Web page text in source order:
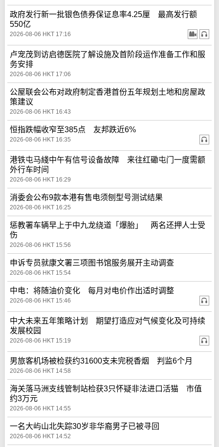
政府发行新一批银色债券保证息率4.25厘 最高发行额
550亿
2026-08-06 HKT 17:16
卢宠茂到访启德医院了解设施及首阶段运作准备工作和服
务安排
2026-08-06 HKT 17:06
公屋联会公布对政府制定香港首份五年规划土地和房屋政
策建议
2026-08-06 HKT 16:43
恒指跌幅收窄至385点 友邦跌近6%
2026-08-06 HKT 16:35
港铁屯马綫中午有信号设备故障 来往红磡屯门一度需额
外行车时间
2026-08-06 HKT 16:29
消委会公布9款本港有售电须刨型号测试结果
2026-08-06 HKT 16:25
惩教署车辆早上于中九龙绕道「爆胎」 两名还押人士受
伤
2026-08-06 HKT 15:56
申诉专员就康文署三项图书馆服务展开主动调查
2026-08-06 HKT 15:54
中电：将随油价变化 每月对电价作出适时调整
2026-08-06 HKT 15:46
中大未来五年策略计划 期望打造应对气候变化及可持续
发展校园
2026-08-06 HKT 15:19
男旅客机场被检获约31600支未完税香烟 判监6个月
2026-08-06 HKT 14:58
海关落马洲支线管制站检获3只怀疑非法进口活猫 市值
约3万元
2026-08-06 HKT 14:55
一名大屿山北失踪30岁非华裔男子已被寻回
2026-08-06 HKT 14:52